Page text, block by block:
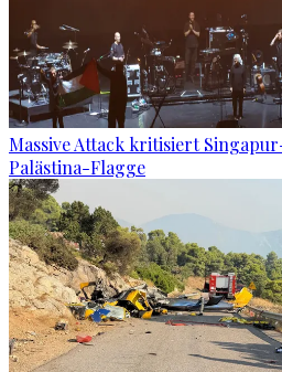
Massive Attack kritisiert
Palästina-Flagge